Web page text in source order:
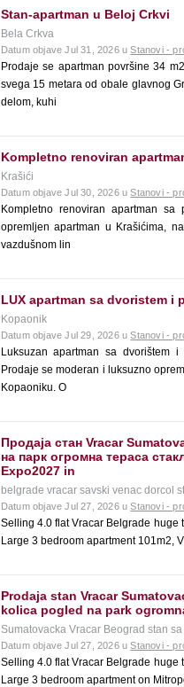
Stan-apartman u Beloj Crkvi
Bela Crkva
Datum objave Jul 31, 2026 uStanovi -
Prodaje se apartman površine 34
svega 15 metara od obale glavnog
delom, kuhi
Kompletno renoviran
Krašići
Datum objave Jul 30, 2026 uStanovi -
Kompletno renoviran apartman
opremljen apartman u Krašićima,
vazdušnom lin
LUX apartman sa dvoristem i
Kopaonik
Datum objave Jul 29, 2026 uStanovi -
Luksuzan apartman sa dvorištem
Prodaje se moderan i luksuzno
Kopaoniku. O
Продаја стан Vracar
на парк огромна тераса
Expo2027 in
belgrade vracar savski venac dorcol
Datum objave Jul 27, 2026 uStanovi -
Selling 4.0 flat Vracar Belgrade
Large 3 bedroom apartment 101m2,
Prodaja stan Vracar
kolica pogled na park
Sumatovacka Vracar Beograd stan
Datum objave Jul 27, 2026 uStanovi -
Selling 4.0 flat Vracar Belgrade
Large 3 bedroom apartment on